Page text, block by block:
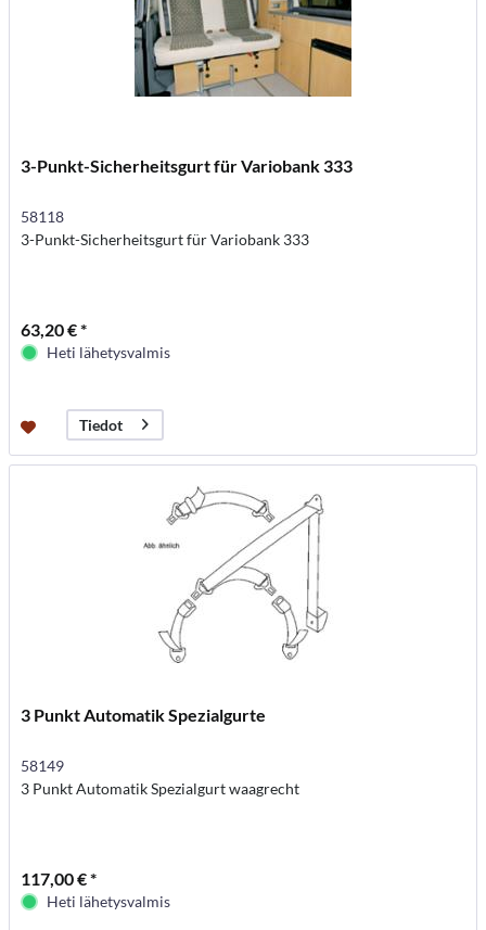
3-Punkt-Sicherheitsgurt für Variobank 333
58118
3-Punkt-Sicherheitsgurt für Variobank 333
63,20 € *
Heti lähetysvalmis
Tiedot
3 Punkt Automatik Spezialgurte
58149
3 Punkt Automatik Spezialgurt waagrecht
117,00 € *
Heti lähetysvalmis